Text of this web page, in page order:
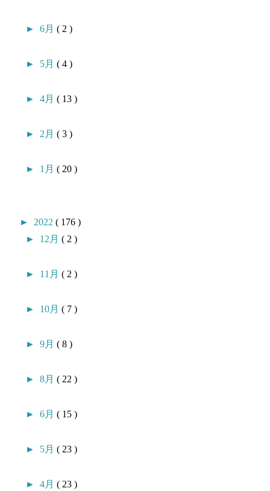
►6月( 2 )
► 5月( 4 )
►4月( 13 )
► 2月( 3 )
► 1月( 20 )
► 2022( 176 )
► 12月( 2 )
► 11月( 2 )
► 10月( 7 )
►9月( 8 )
►8月( 22 )
►6月( 15 )
► 5月( 23 )
►4月( 23 )